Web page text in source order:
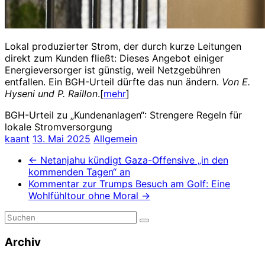
Lokal produzierter Strom, der durch kurze Leitungen
direkt zum Kunden fließt: Dieses Angebot einiger
Energieversorger ist günstig, weil Netzgebühren
entfallen. Ein BGH-Urteil dürfte das nun ändern. Von E.
Hyseni und P. Raillon.[mehr]
BGH-Urteil zu „Kundenanlagen“: Strengere Regeln für
lokale Stromversorgung
kaant 13. Mai 2025 Allgemein
← Netanjahu kündigt Gaza-Offensive „in den
kommenden Tagen“ an
Kommentar zur Trumps Besuch am Golf: Eine
Wohlfühltour ohne Moral →
Archiv